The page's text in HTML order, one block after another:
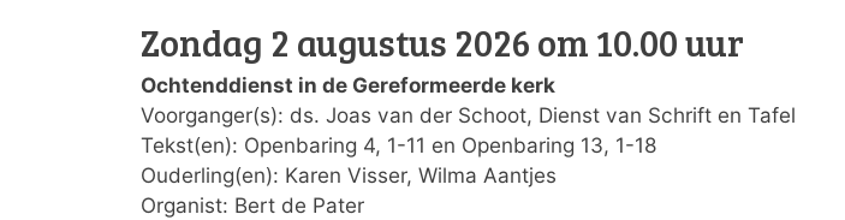
Zondag 2 augustus 2026 om 10.00 uur
Ochtenddienst in de Gereformeerde kerk
Voorganger(s): ds. Joas van der Schoot, Dienst van Schrift en Tafel
Tekst(en): Openbaring 4, 1-11 en Openbaring 13, 1-18
Ouderling(en): Karen Visser, Wilma Aantjes
Organist: Bert de Pater